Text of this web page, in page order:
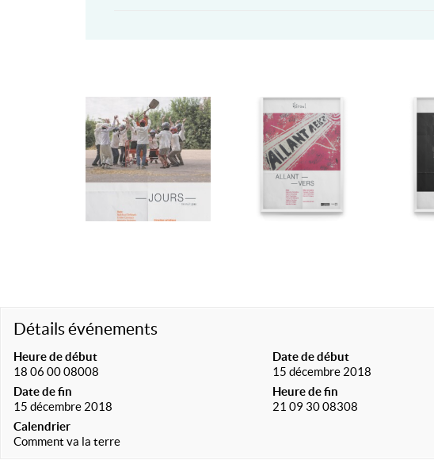
Détails événements
Heure de début
18 06 00 08008
Date de début
15 décembre 2018
Date de fin
15 décembre 2018
Heure de fin
21 09 30 08308
Calendrier
Comment va la terre